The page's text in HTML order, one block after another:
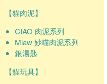
【貓肉泥】
CIAO 肉泥系列
Miaw 妙喵肉泥系列
銀湯匙
【貓玩具】